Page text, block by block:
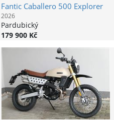
FanticCaballero 500 Explorer
2026
Pardubický
179 900 Kč